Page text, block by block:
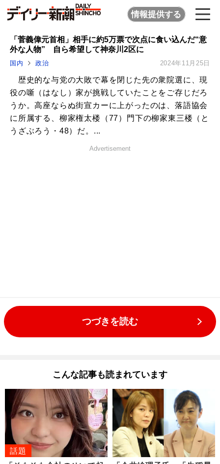
情報提供する
「菅義偉元首相」相手に約5万票で次点に食い込んだ“意
外な人物” 自ら希望して神奈川2区に
国内 政治 2024年11月25日
歴史的な与党の大敗で幕を閉じた先の衆院選に、現
役の噺（はなし）家が挑戦していたことをご存じだろ
うか。高座ならぬ街宣カーに上がったのは、落語協会
に所属する、柳家権太楼（77）門下の柳家東三楼（と
うざぶろう・48）だ。...
Advertisement
つづきを読む
こんな記事も読まれています
話題